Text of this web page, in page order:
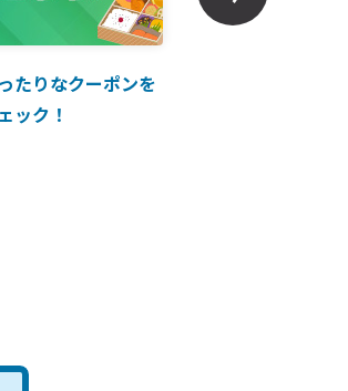
たりなクーポンを
ック！